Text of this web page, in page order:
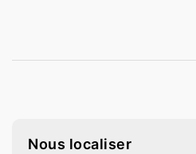
Nous localiser